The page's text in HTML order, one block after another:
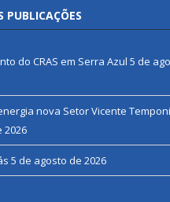
PUBLICAÇÕES
do CRAS em Serra Azul 5 de
nova Setor Vicente Temponi
2026
5 de agosto de 2026